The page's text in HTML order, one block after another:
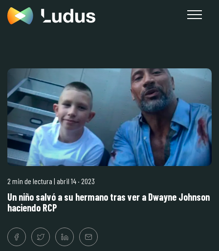
2 min de lectura | abril 14 · 2023
Un niño salvó a su hermano tras ver a Dwayne Johnson
haciendo RCP